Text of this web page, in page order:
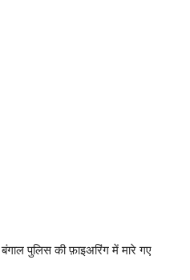
पुलिस की फ़ाइअरिंग में मारे गए